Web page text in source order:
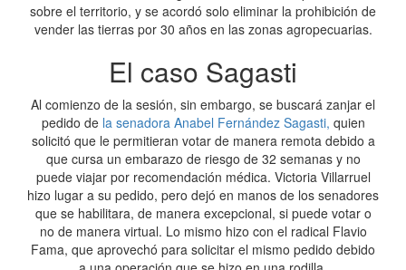
sobre el territorio, y se acordó solo eliminar la prohibición de
vender las tierras por 30 años en las zonas agropecuarias.
El caso Sagasti
Al comienzo de la sesión, sin embargo, se buscará zanjar el
pedido de la senadora Anabel Fernández Sagasti, quien
solicitó que le permitieran votar de manera remota debido a
que cursa un embarazo de riesgo de 32 semanas y no
puede viajar por recomendación médica. Victoria Villarruel
hizo lugar a su pedido, pero dejó en manos de los senadores
que se habilitara, de manera excepcional, si puede votar o
no de manera virtual. Lo mismo hizo con el radical Flavio
Fama, que aprovechó para solicitar el mismo pedido debido